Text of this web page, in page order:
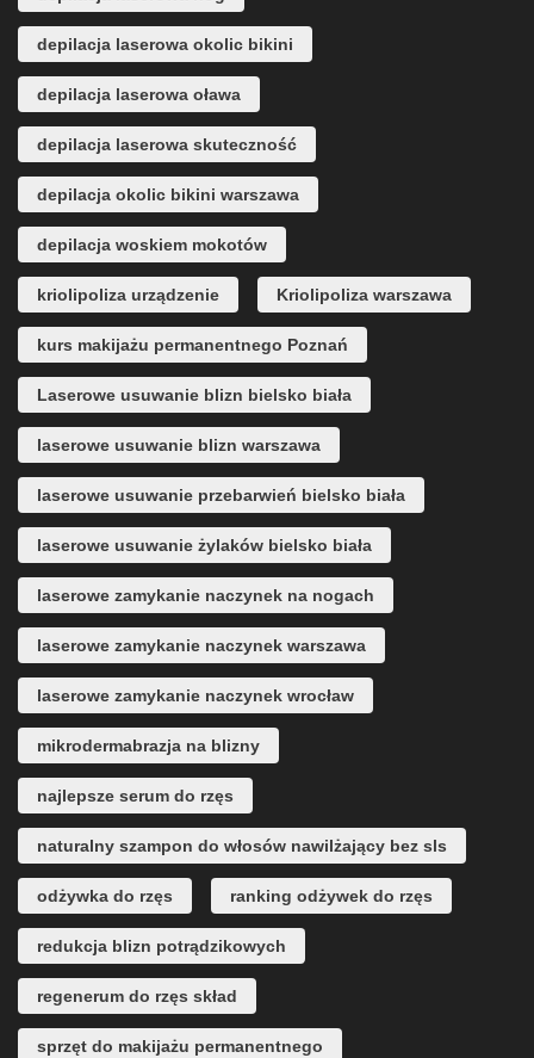
depilacja laserowa okolic bikini
depilacja laserowa oława
depilacja laserowa skuteczność
depilacja okolic bikini warszawa
depilacja woskiem mokotów
kriolipoliza urządzenie Kriolipoliza warszawa
kurs makijażu permanentnego Poznań
Laserowe usuwanie blizn bielsko biała
laserowe usuwanie blizn warszawa
laserowe usuwanie przebarwień bielsko biała
laserowe usuwanie żylaków bielsko biała
laserowe zamykanie naczynek na nogach
laserowe zamykanie naczynek warszawa
laserowe zamykanie naczynek wrocław
mikrodermabrazja na blizny
najlepsze serum do rzęs
naturalny szampon do włosów nawilżający bez sls
odżywka do rzęs ranking odżywek do rzęs
redukcja blizn potrądzikowych
regenerum do rzęs skład
sprzęt do makijażu permanentnego